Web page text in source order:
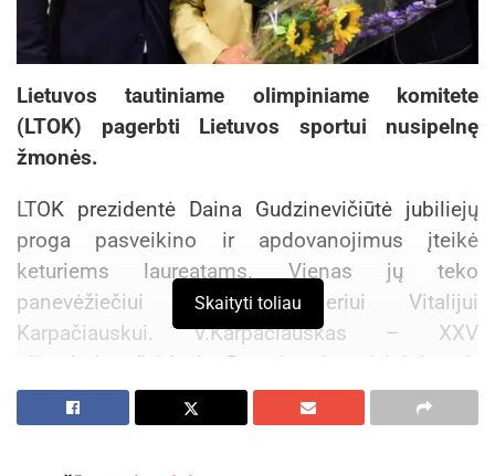
Lietuvos tautiniame olimpiniame komitete
(LTOK) pagerbti Lietuvos sportui nusipelnę
žmonės.
LTOK prezidentė Daina Gudzinevičiūtė jubiliejų
proga pasveikino ir apdovanojimus įteikė
keturiems laureatams. Vienas jų teko
panevėžiečiui bokso treneriui Vitalijui
Karpačiauskui. V.Karpačiauskas – XXV
olimpiados žaidynių Barselonoje prizininkas ir
XXVI olimpiados žaidynių dalyvis, Europos bokso
čempionas, pasaulio bokso čempionatų sidabro
Skaityti toliau